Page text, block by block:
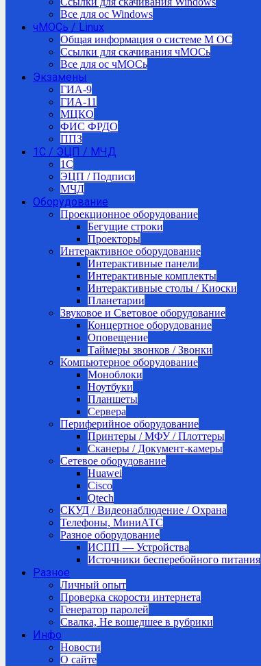
Все для ос Windows
чМОСь / Linux
Общая информация о системе М ОС
Ссылки для скачивания чМОСь
Все для ос чМОСь
Экзамены
ГИА-9
ГИА-11
МЦКО
ФИС ФРДО
ППЗ
1С / ЭЦП / МЧД
1C
ЭЦП / Подписи
МЧД
Оборудование
Проекционное оборудование
Бегущие строки
Проекторы
Интерактивное оборудование
Интерактивные панели
Интерактивные комплекты
Интерактивные столы / Киоски
Планетарии
Звуковое и Световое оборудование
Концертное оборудование
Оповещение
Таймеры звонков / Звонки
Компьютерное оборудование
Моноблоки
Ноутбуки
Планшеты
Сервера
Периферийное оборудование
Принтеры / МФУ / Плоттеры
Сканеры / Документ-камеры
Сетевое оборудование
Huawei
Cisco
Qtech
СКУД / Видеонаблюдение / Охрана
Телефоны, МиниАТС
Разное оборудование
ИСПП — Устройства
Источники бесперебойного питания
Разное
Личный опыт
Проверка скорости интернета
Генератор паролей
Свалка, Не вошедшее в рубрики
Инфо
Новости
О сайте